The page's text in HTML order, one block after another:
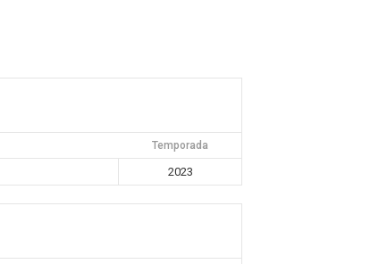
Temporada
2023